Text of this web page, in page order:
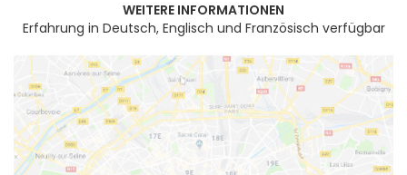
WEITERE INFORMATIONEN
Erfahrung in Deutsch, Englisch und Französisch verfügbar